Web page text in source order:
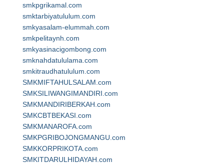
smkpgrikamal.com
smktarbiyatululum.com
smkyasalam-elummah.com
smkpelitaynh.com
smkyasinacigombong.com
smknahdatululama.com
smkitraudhatululum.com
SMKMIFTAHULSALAM.com
SMKSILIWANGIMANDIRI.com
SMKMANDIRIBERKAH.com
SMKCBTBEKASI.com
SMKMANAROFA.com
SMKPGRIBOJONGMANGU.com
SMKKORPRIKOTA.com
SMKITDARULHIDAYAH.com